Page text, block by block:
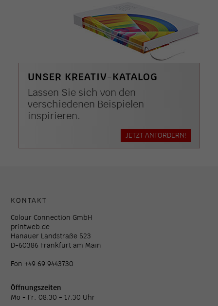
UNSER KREATIV-KATALOG
Lassen Sie sich von den
verschiedenen Beispielen
inspirieren.
JETZT ANFORDERN!
KONTAKT
Colour Connection GmbH
printweb.de
Hanauer Landstraße 523
D-60386 Frankfurt am Main
Fon +49 69 9443730
Öffnungszeiten
Mo - Fr: 08.30 - 17.30 Uhr